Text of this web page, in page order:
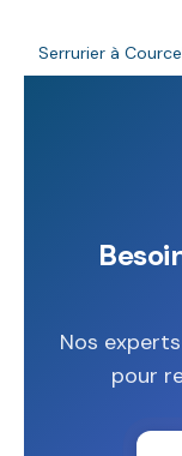
Serrurier à
Nos
pour